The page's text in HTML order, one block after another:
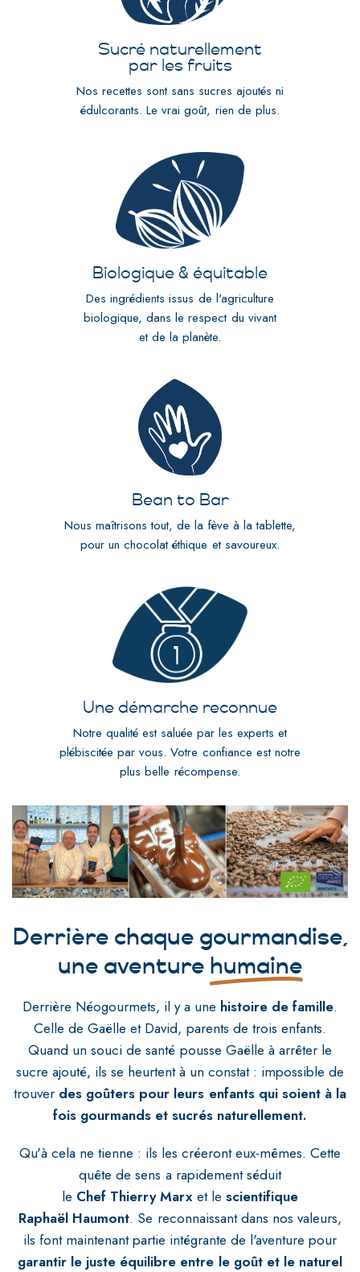
Sucré naturellement
par les fruits
Nos recettes sont sans sucres ajoutés ni
édulcorants. Le vrai goût, rien de plus.
Biologique & équitable
Des ingrédients issus de l'agriculture
biologique, dans le respect du vivant
et de la planète.
Bean to Bar
Nous maîtrisons tout, de la fève à la tablette,
pour un chocolat éthique et savoureux.
Une démarche reconnue
Notre qualité est saluée par les experts et
plébiscitée par vous. Votre confiance est notre
plus belle récompense.
Derrière chaque gourmandise,
une aventure humaine
Derrière Néogourmets, il y a une histoire de famille.
Celle de Gaëlle et David, parents de trois enfants.
Quand un souci de santé pousse Gaëlle à arrêter le
sucre ajouté, ils se heurtent à un constat : impossible de
trouver des goûters pour leurs enfants qui soient à la
fois gourmands et sucrés naturellement.
Qu'à cela ne tienne : ils les créeront eux-mêmes. Cette
quête de sens a rapidement séduit
le Chef Thierry Marxet le scientifique
Raphaël Haumont. Se reconnaissant dans nos valeurs,
ils font maintenant partie intégrante de l'aventure pour
garantir le juste équilibre entre le goût et le naturel